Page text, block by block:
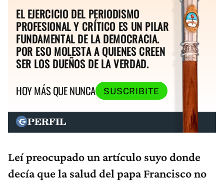
EL EJERCICIO DEL PERIODISMO
PROFESIONAL Y CRÍTICO ES UN PILAR
FUNDAMENTAL DE LA DEMOCRACIA.
POR ESO MOLESTA A QUIENES CREEN
SER LOS DUEÑOS DE LA VERDAD.
HOY MÁS QUE NUNCA
SUSCRIBITE
Leí preocupado un artículo suyo donde
decía que la salud del papa Francisco no